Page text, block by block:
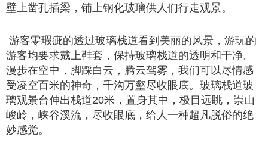
壁上凿孔插梁，铺上钢化玻璃供人们行走观景。
游客零瑕疵的透过玻璃栈道看到美丽的风景，游玩的
游客均要求戴上鞋套，保持玻璃栈道的透明和干净。
漫步在空中，脚踩白云，腾云驾雾，我们可以尽情感
受凌空百米的神奇，千沟万壑尽收眼底。玻璃栈道玻
璃观景台伸出栈道20米，置身其中，极目远眺，崇山
峻岭，峡谷溪流，尽收眼底，给人一种超凡脱俗的绝
妙感觉。